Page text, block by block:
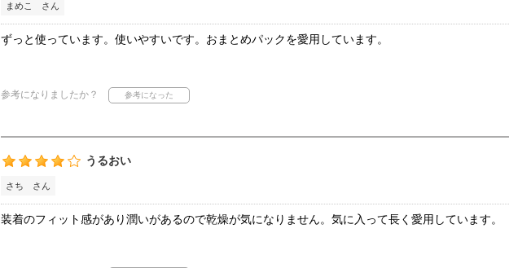
まめこ さん
ずっと使っています。使いやすいです。おまとめパックを愛用しています。
参考になりましたか？
うるおい
さち さん
装着のフィット感があり潤いがあるので乾燥が気になりません。気に入って長く愛用しています。